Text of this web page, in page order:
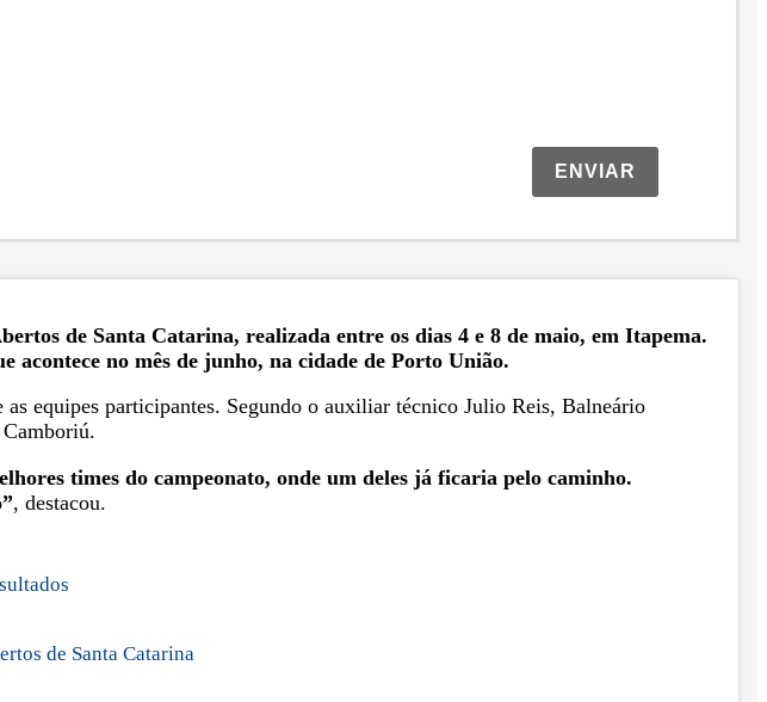
ENVIAR
de Santa Catarina, realizada entre os dias 4 e 8 de maio, em Itapema.
acontece no mês de junho, na cidade de Porto União.
equipes participantes. Segundo o auxiliar técnico Julio Reis, Balneário
times do campeonato, onde um deles já ficaria pelo caminho.
, destacou.
de Santa Catarina